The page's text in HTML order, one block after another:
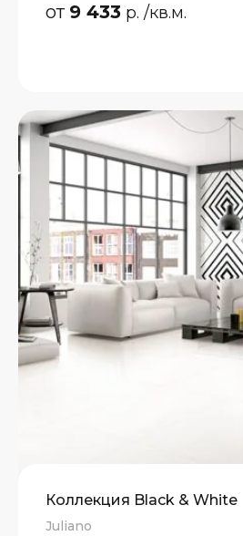
от 9 433 р. /кв.м.
Коллекция Black & White
Juliano